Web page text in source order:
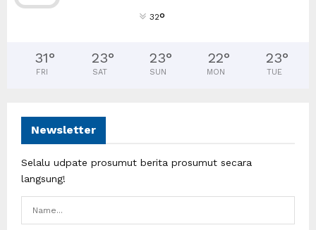
32°
31°
FRI
23°
SAT
23°
SUN
22°
MON
23°
TUE
Newsletter
Selalu udpate prosumut berita prosumut secara
langsung!